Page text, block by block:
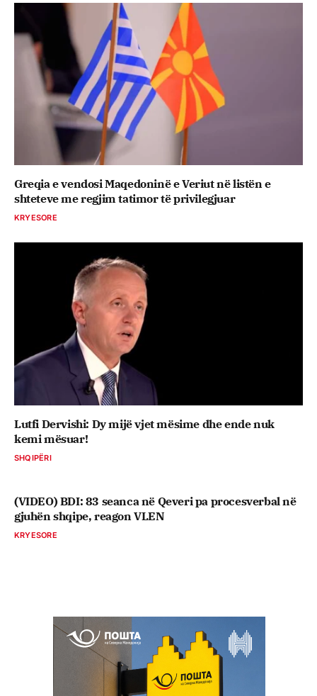
Greqia e vendosi Maqedoninë e Veriut në listën e
shteteve me regjim tatimor të privilegjuar
KRYESORE
Lutfi Dervishi: Dy mijë vjet mësime dhe ende nuk
kemi mësuar!
SHQIPËRI
(VIDEO) BDI: 83 seanca në Qeveri pa procesverbal në
gjuhën shqipe, reagon VLEN
KRYESORE